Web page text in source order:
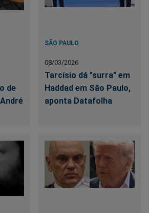
de
SÃO PAULO
08/03/2026
Tarcísio dá "surra" em
Haddad em São Paulo,
aponta Datafolha